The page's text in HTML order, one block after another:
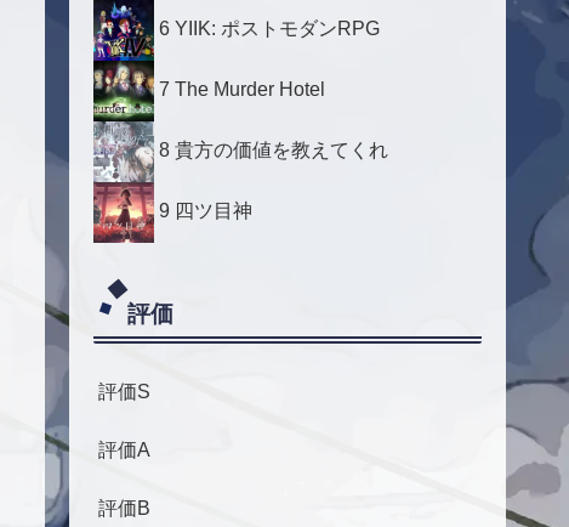
6 YIIK: ポストモダンRPG
7 The Murder Hotel
8 貴方の価値を教えてくれ
9 四ツ目神
評価
評価S
評価A
評価B